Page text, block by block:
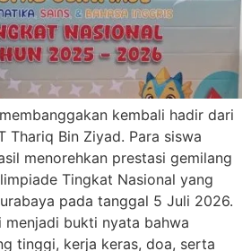
kembali hadir dari
Thariq Bin Ziyad. Para siswa
menorehkan prestasi gemilang
Tingkat Nasional yang
pada tanggal 5 Juli 2026.
menjadi bukti nyata bahwa
tinggi, kerja keras, doa, serta